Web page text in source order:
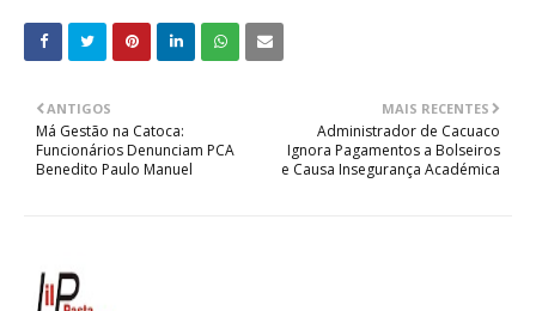
MAIS RECENTES
Administrador de Cacuaco
Ignora Pagamentos a Bolseiros
e Causa Insegurança Académica
ANTIGOS
Má Gestão na Catoca:
Funcionários Denunciam PCA
Benedito Paulo Manuel